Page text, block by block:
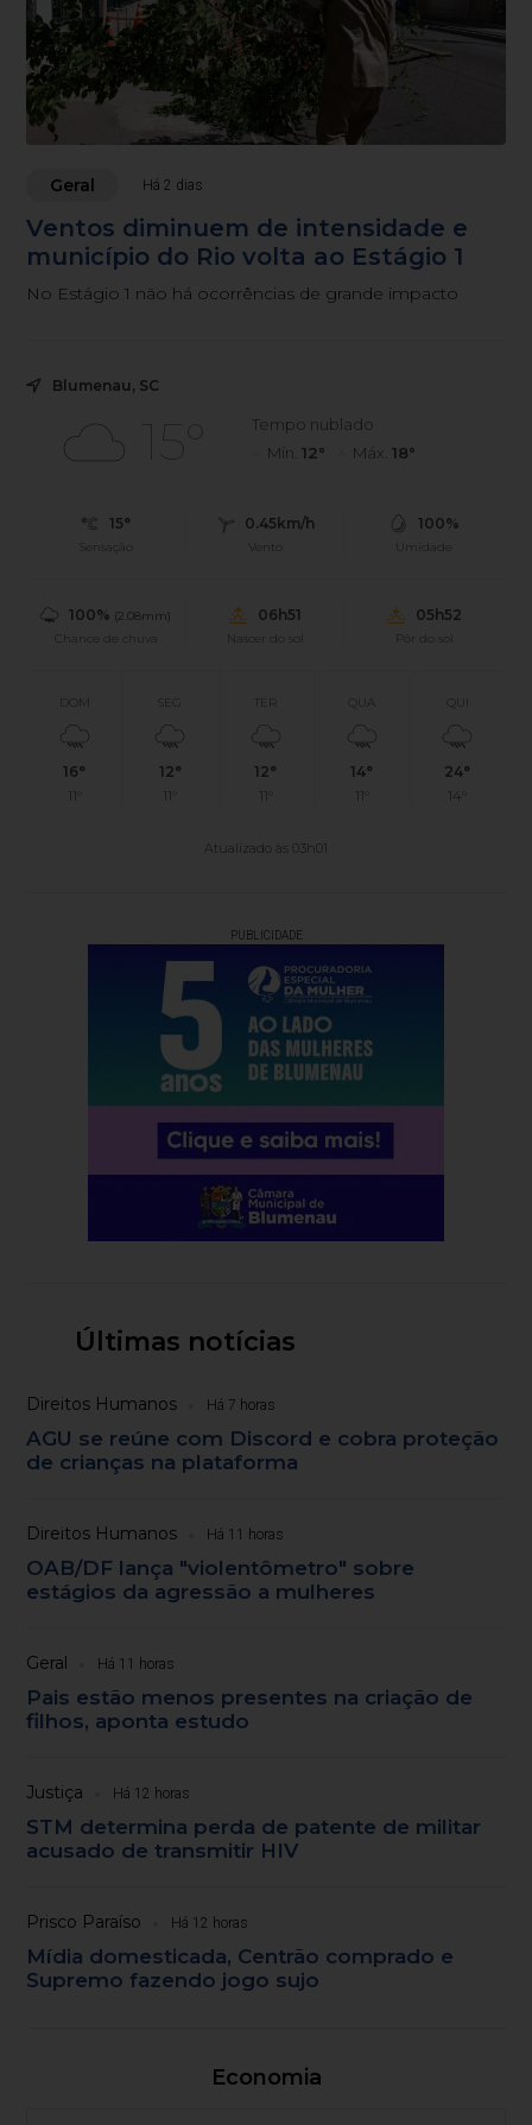
Geral Há 2 dias
Ventos diminuem de intensidade e
município do Rio volta ao Estágio 1
No Estágio 1 não há ocorrências de grande impacto
Blumenau, SC
15°
Tempo nublado
Mín. 12° Máx. 18°
15°
Sensação
0.45km/h
Vento
100%
Umidade
100% (2.08mm)
Chance de chuva
06h51
Nascer do sol
05h52
Pôr do sol
DOM
16°
11°
SEG
12°
11°
TER
12°
11°
QUA
14°
11°
24°
14°
Atualizado às 03h01
PUBLICIDADE
Últimas notícias
Direitos Humanos Há 7 horas
AGU se reúne com Discord e cobra proteção
de crianças na plataforma
Direitos Humanos Há 11 horas
OAB/DF lança "violentômetro" sobre
estágios da agressão a mulheres
Geral Há 11 horas
Pais estão menos presentes na criação de
filhos, aponta estudo
Justiça Há 12 horas
STM determina perda de patente de militar
acusado de transmitir HIV
Prisco Paraíso Há 12 horas
Mídia domesticada, Centrão comprado e
Supremo fazendo jogo sujo
Economia